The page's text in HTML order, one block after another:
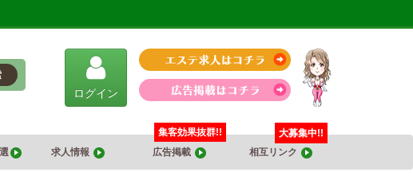
ログイン
求人情報 広告掲載
集客効果抜群!!
相互リンク
大募集中!!